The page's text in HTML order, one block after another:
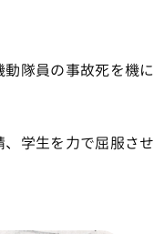
隊員の事故死を機に
学生を力で屈服させ